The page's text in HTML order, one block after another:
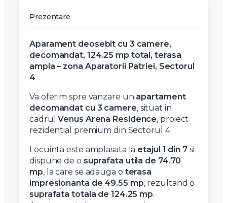
Prezentare
Aparament deosebit cu 3 camere,
decomandat, 124.25 mp total, terasa
ampla – zona Aparatorii Patriei, Sectorul
4
Va oferim spre vanzare un apartament
decomandat cu 3 camere, situat in
cadrulVenus Arena Residence, proiect
rezidential premium din Sectorul 4.
Locuinta este amplasata la etajul 1 din 7si
dispune de o suprafata utila de 74.70
mp, la care se adauga o terasa
impresionanta de 49.55 mp, rezultand o
suprafata totala de 124.25 mp.